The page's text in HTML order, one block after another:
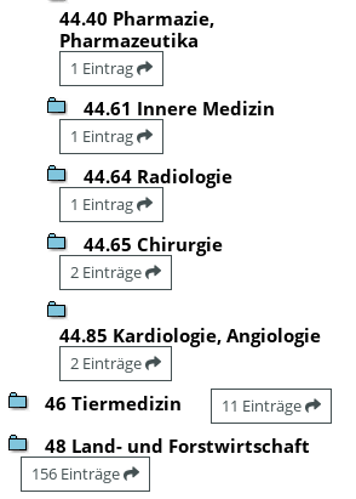
44.40 Pharmazie,
Pharmazeutika
1 Eintrag
44.61 Innere Medizin
1 Eintrag
44.64 Radiologie
1 Eintrag
44.65 Chirurgie
2 Einträge
44.85 Kardiologie, Angiologie
2 Einträge
46 Tiermedizin 11 Einträge
48 Land- und Forstwirtschaft
156 Einträge